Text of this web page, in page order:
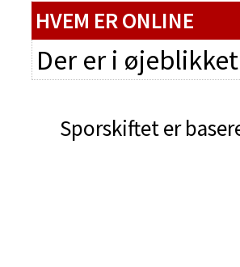
HVEM ER ONLINE
Der er i
Sporskiftet er